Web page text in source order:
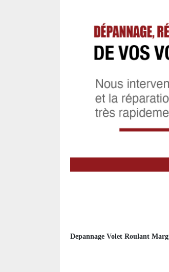
Depannage Volet Roulant